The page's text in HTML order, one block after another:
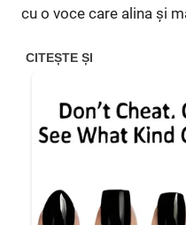
cu o voce care alina și